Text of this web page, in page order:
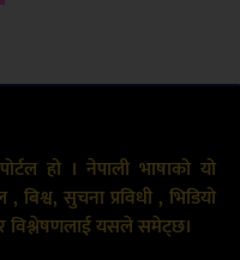
हो । नेपाली भाषाको यो
बिश्व, सुचना प्रविधी , भिडियो
विश्लेषणलाई यसले समेट्छ।